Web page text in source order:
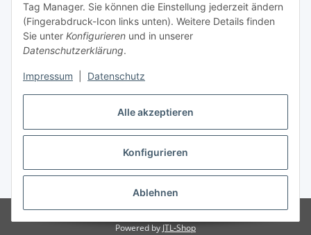
Alle akzeptieren
Konfigurieren
Ablehnen
Tag Manager. Sie können die Einstellung jederzeit ändern
(Fingerabdruck-Icon links unten). Weitere Details finden
Sie unter Konfigurieren und in unserer
Datenschutzerklärung.
Impressum Datenschutz
* Alle Preise inkl. gesetzlicher MwSt., zzgl.
Powered by JTL-Shop